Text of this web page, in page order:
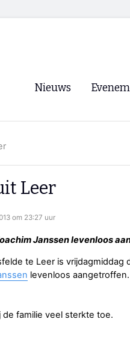
Nieuws
WK
Leer
om 23:27 uur
Janssen levenloos
te Leer is vrijdagmiddag
levenloos
familie veel sterkte toe.